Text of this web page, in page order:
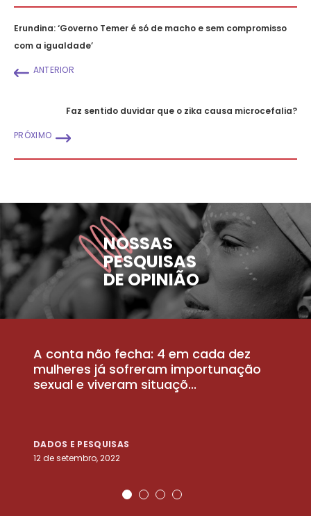
Erundina: ‘Governo Temer é só de macho e sem compromisso
com a igualdade’
ANTERIOR
Faz sentido duvidar que o zika causa microcefalia?
PRÓXIMO
NOSSAS
PESQUISAS
DE OPINIÃO
A conta não fecha: 4 em cada dez
mulheres já sofreram importunação
sexual e viveram situaçõ...
DADOS E PESQUISAS
12 de setembro, 2022